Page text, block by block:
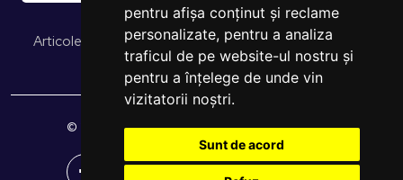
pentru afișa conținut și reclame
personalizate, pentru a analiza
traficul de pe website-ul nostru și
pentru a înțelege de unde vin
vizitatorii noștri.
Sunt de acord
Articole și opiniiStudii și rapoarteEUROPULS Rezultate
© 2026 EUROPULS. Toate drepturile rezervate.